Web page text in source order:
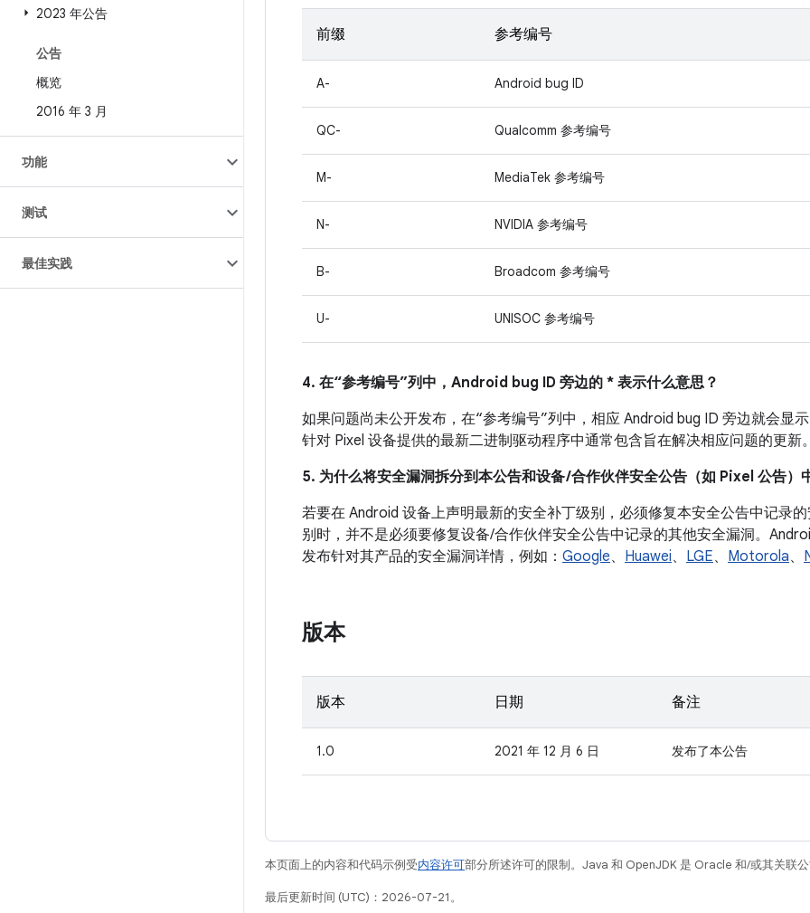
2023 年公告
公告
概览
2016 年 3 月
功能
测试
最佳实践
前缀 参考编号
A- Android bug ID
QC- Qualcomm 参考编号
M- MediaTek 参考编号
N- NVIDIA 参考编号
B- Broadcom 参考编号
U- UNISOC 参考编号
4. 在“参考编号”列中，Android bug ID 旁边的 * 表示什么意思？
如果问题尚未公开发布，在“参考编号”列中，相应 Android bug ID 旁边就会显
针对 Pixel 设备提供的最新二进制驱动程序中通常包含旨在解决相应问题的更新
5. 为什么将安全漏洞拆分到本公告和设备 /合作伙伴安全公告（如 Pixel 公告）
若要在 Android 设备上声明最新的安全补丁级别，必须修复本安全公告中记录
别时，并不是必须要修复设备/合作伙伴安全公告中记录的其他安全漏洞。
发布针对其产品的安全漏洞详情，例如： Google、 Huawei、 LGE、 Motorola、
版本
版本 日期 备注
1.0 2021 年 12 月 6 日 发布了本公告
本页面上的内容和代码示例受内容许可部分所述许可的限制。Java 和 OpenJDK 是 Oracle 和/或其关联
最后更新时间 (UTC)：2026-07-21。